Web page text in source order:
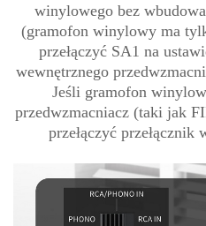
winylowego bez
(gramofon winylowy ma
przełączyć SA1 na
wewnętrznego
Jeśli gramofon
przedwzmacniacz (taki jak
przełączyć